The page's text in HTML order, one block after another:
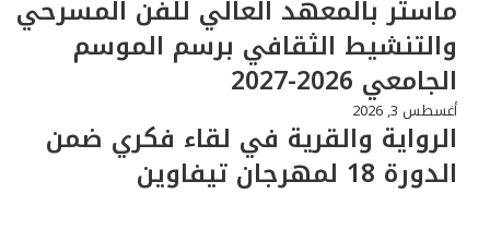
ماستر بالمعهد العالي للفن المسرحي
والتنشيط الثقافي برسم الموسم
الجامعي 2026-2027
أغسطس 3, 2026
الرواية والقرية في لقاء فكري ضمن
الدورة 18 لمهرجان تيفاوين